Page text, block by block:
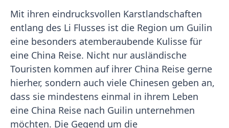
Mit ihren eindrucksvollen Karstlandschaften
entlang des Li Flusses ist die Region um Guilin
eine besonders atemberaubende Kulisse für
eine China Reise. Nicht nur ausländische
Touristen kommen auf ihrer China Reise gerne
hierher, sondern auch viele Chinesen geben an,
dass sie mindestens einmal in ihrem Leben
eine China Reise nach Guilin unternehmen
möchten. Die Gegend um die